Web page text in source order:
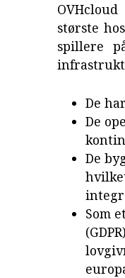
største
spillere
De
De
De
Som